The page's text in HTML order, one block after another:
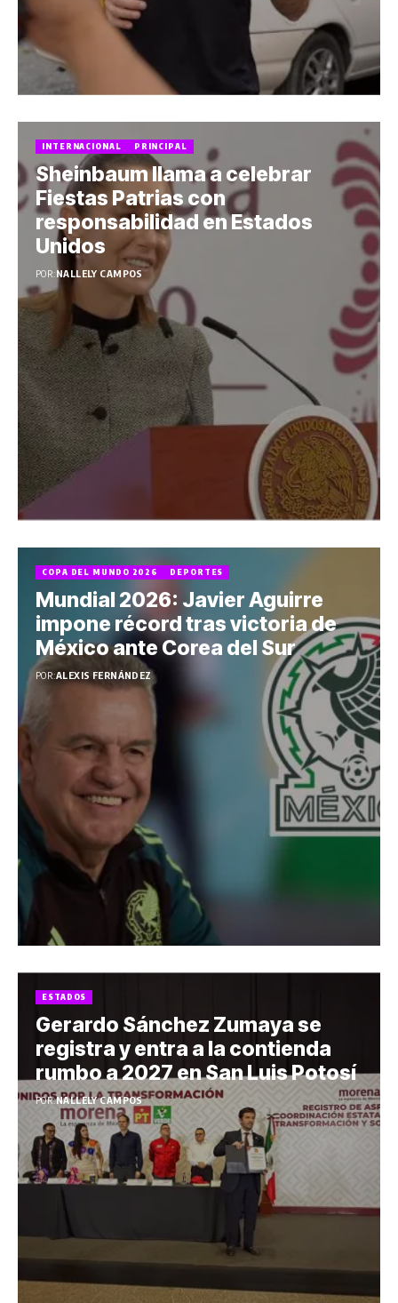
INTERNACIONAL PRINCIPAL
Sheinbaum llama a celebrar
Fiestas Patrias con
responsabilidad en Estados
Unidos
POR:NALLELY CAMPOS
COPA DEL MUNDO 2026 DEPORTES
Mundial 2026: Javier Aguirre
impone récord tras victoria de
México ante Corea del Sur
POR:ALEXIS FERNÁNDEZ
ESTADOS
Gerardo Sánchez Zumaya se
registra y entra a la contienda
rumbo a 2027 en San Luis Potosí
POR:NALLELY CAMPOS